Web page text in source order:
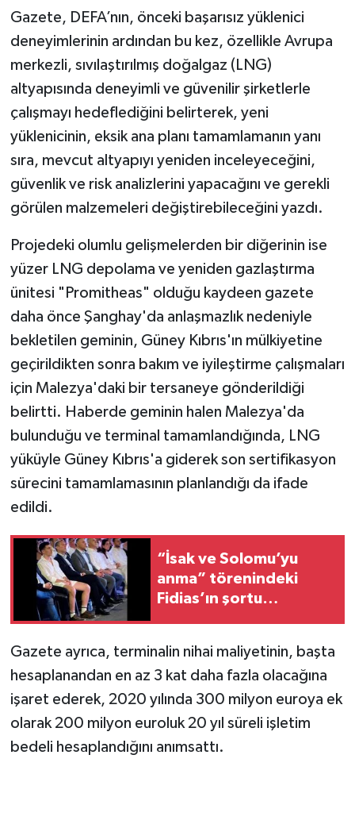
Gazete, DEFA’nın, önceki başarısız yüklenici
deneyimlerinin ardından bu kez, özellikle Avrupa
merkezli, sıvılaştırılmış doğalgaz (LNG)
altyapısında deneyimli ve güvenilir şirketlerle
çalışmayı hedeflediğini belirterek, yeni
yüklenicinin, eksik ana planı tamamlamanın yanı
sıra, mevcut altyapıyı yeniden inceleyeceğini,
güvenlik ve risk analizlerini yapacağını ve gerekli
görülen malzemeleri değiştirebileceğini yazdı.
Projedeki olumlu gelişmelerden bir diğerinin ise
yüzer LNG depolama ve yeniden gazlaştırma
ünitesi "Promitheas" olduğu kaydeen gazete
daha önce Şanghay'da anlaşmazlık nedeniyle
bekletilen geminin, Güney Kıbrıs'ın mülkiyetine
geçirildikten sonra bakım ve iyileştirme çalışmaları
için Malezya'daki bir tersaneye gönderildiği
belirtti. Haberde geminin halen Malezya'da
bulunduğu ve terminal tamamlandığında, LNG
yüküyle Güney Kıbrıs'a giderek son sertifikasyon
sürecini tamamlamasının planlandığı da ifade
edildi.
“İsak ve Solomu’yu
anma” törenindeki
Fidias’ın şortu
Gazete ayrıca, terminalin nihai maliyetinin, başta
hesaplanandan en az 3 kat daha fazla olacağına
işaret ederek, 2020 yılında 300 milyon euroya ek
olarak 200 milyon euroluk 20 yıl süreli işletim
bedeli hesaplandığını anımsattı.